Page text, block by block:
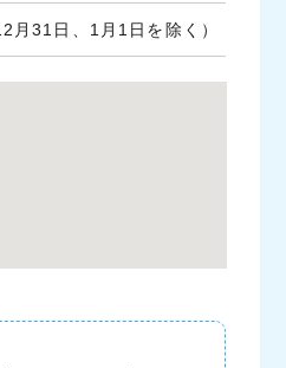
月31日、1月1日を除く）